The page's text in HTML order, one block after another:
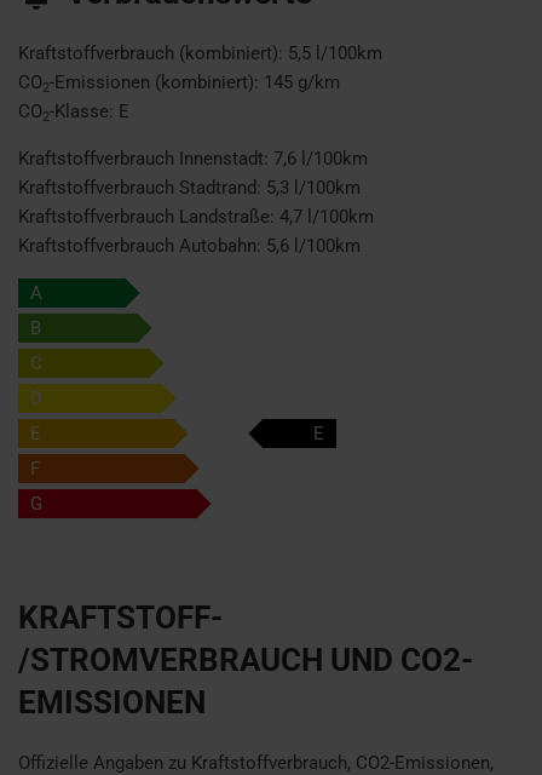
Kraftstoffverbrauch (kombiniert): 5,5 l/100km
CO2-Emissionen (kombiniert): 145 g/km
CO2-Klasse: E
Kraftstoffverbrauch Innenstadt: 7,6 l/100km
Kraftstoffverbrauch Stadtrand: 5,3 l/100km
Kraftstoffverbrauch Landstraße: 4,7 l/100km
Kraftstoffverbrauch Autobahn: 5,6 l/100km
A
B
C
D
E
E
F
G
KRAFTSTOFF-
/STROMVERBRAUCH UND CO2-
EMISSIONEN
Offizielle Angaben zu Kraftstoffverbrauch, CO2-Emissionen,